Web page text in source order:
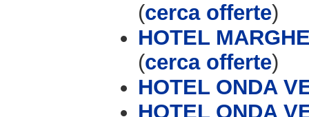
(cerca offerte)
HOTEL
(cerca offerte)
HOTEL ONDA
HOTEL ONDA